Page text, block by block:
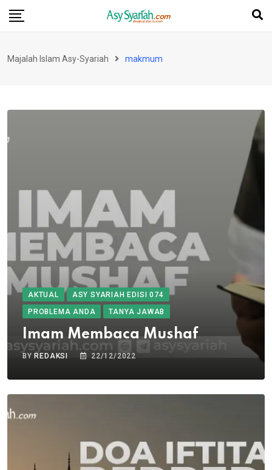
Skip
Majalah Islam Asy-Syariah makmum
AKTUAL
ASY SYARIAH EDISI 074
PROBLEMA ANDA
TANYA JAWAB
Imam Membaca Mushaf
BYREDAKSI 22/12/2022